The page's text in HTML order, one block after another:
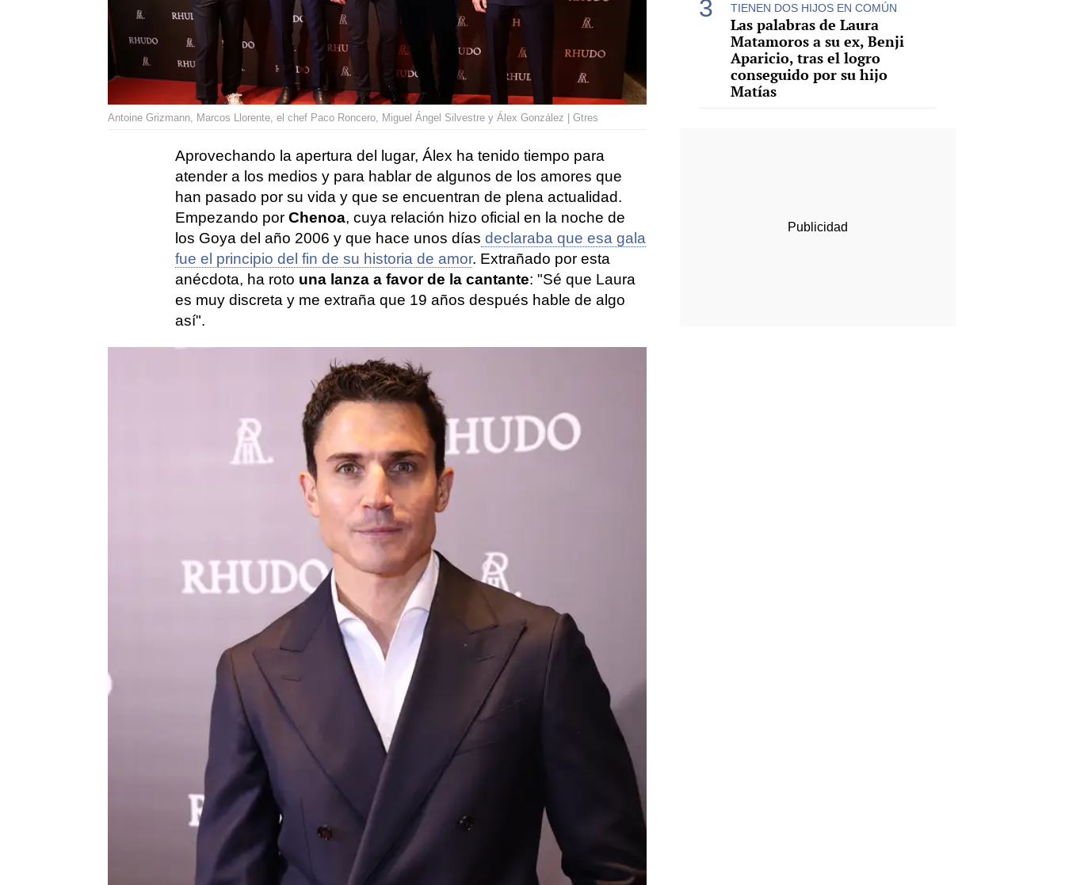
Antoine Grizmann, Marcos Llorente, el chef Paco Roncero, Miguel Ángel Silvestre y Álex González | Gtres
Aprovechando la apertura del lugar, Álex ha tenido tiempo para
atender a los medios y para hablar de algunos de los amores que
han pasado por su vida y que se encuentran de plena actualidad.
Empezando por Chenoa, cuya relación hizo oficial en la noche de
los Goya del año 2006 y que hace unos días declaraba que esa gala
fue el principio del fin de su historia de amor. Extrañado por esta
anécdota, ha roto una lanza a favor de la cantante: "Sé que Laura
es muy discreta y me extraña que 19 años después hable de algo
así".
TIENEN DOS HIJOS EN COMÚN
Las palabras de Laura
Matamoros a su ex, Benji
Aparicio, tras el logro
conseguido por su hijo
Matías